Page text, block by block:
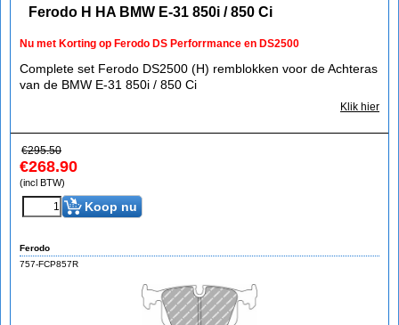
Ferodo H HA BMW E-31 850i / 850 Ci
Nu met Korting op Ferodo DS Perforrmance en DS2500
Complete set Ferodo DS2500 (H) remblokken voor de Achteras
van de BMW E-31 850i / 850 Ci
Klik hier
€295.50
€268.90
(incl BTW)
Koop nu
Ferodo
757-FCP857R